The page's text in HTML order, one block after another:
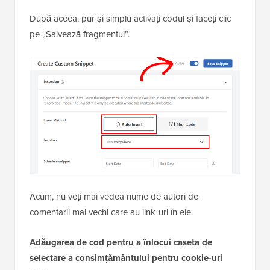
După aceea, pur și simplu activați codul și faceți clic
pe „Salvează fragmentul”.
Acum, nu veți mai vedea nume de autori de
comentarii mai vechi care au link-uri în ele.
Adăugarea de cod pentru a înlocui caseta de
selectare a consimțământului pentru cookie-uri